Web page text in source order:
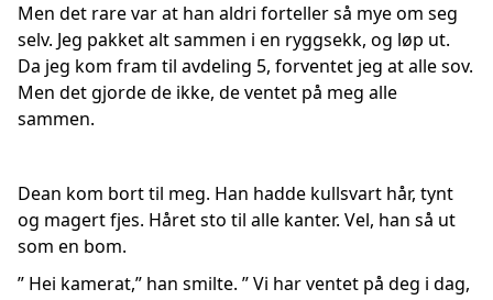
Men det rare var at han aldri forteller så mye om seg
selv. Jeg pakket alt sammen i en ryggsekk, og løp ut.
Da jeg kom fram til avdeling 5, forventet jeg at alle sov.
Men det gjorde de ikke, de ventet på meg alle
sammen.
Dean kom bort til meg. Han hadde kullsvart hår, tynt
og magert fjes. Håret sto til alle kanter. Vel, han så ut
som en bom.
” Hei kamerat,” han smilte. ” Vi har ventet på deg i dag,